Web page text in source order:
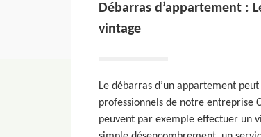
Débarras d’appartement :
vintage
Le débarras d’un appartement
professionnels de notre entreprise
peuvent par exemple effectuer un